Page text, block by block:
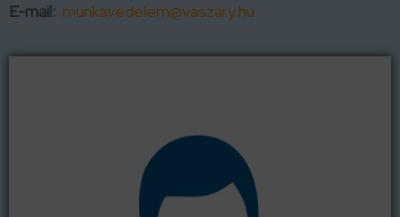
E-mail: munkavedelem@vaszary.hu